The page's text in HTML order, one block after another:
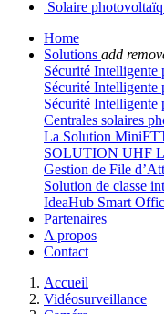
Solaire
Home
Solutions add
Sécurité Intelligente
Sécurité Intelligente
Sécurité Intelligente
Centrales solaires
La Solution
SOLUTION UHF
Gestion de File
Solution de classe
IdeaHub Smart
Partenaires
A propos
Contact
Accueil
Vidéosurveillance